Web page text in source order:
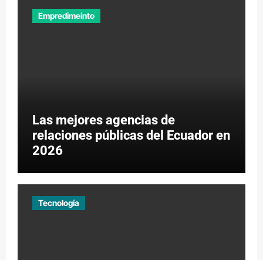
Empredimeinto
Las mejores agencias de
relaciones públicas del Ecuador en
2026
Tecnología